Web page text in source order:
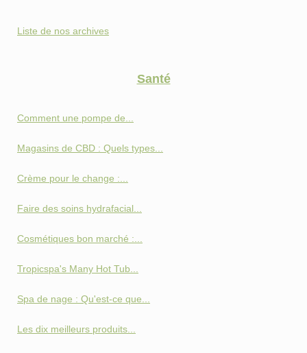
Liste de nos archives
Santé
Comment une pompe de...
Magasins de CBD : Quels types...
Crème pour le change :...
Faire des soins hydrafacial...
Cosmétiques bon marché :...
Tropicspa's Many Hot Tub...
Spa de nage : Qu'est-ce que...
Les dix meilleurs produits...